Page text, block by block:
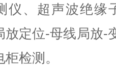
仪、超声波绝
放定位-母线局放-
检测。